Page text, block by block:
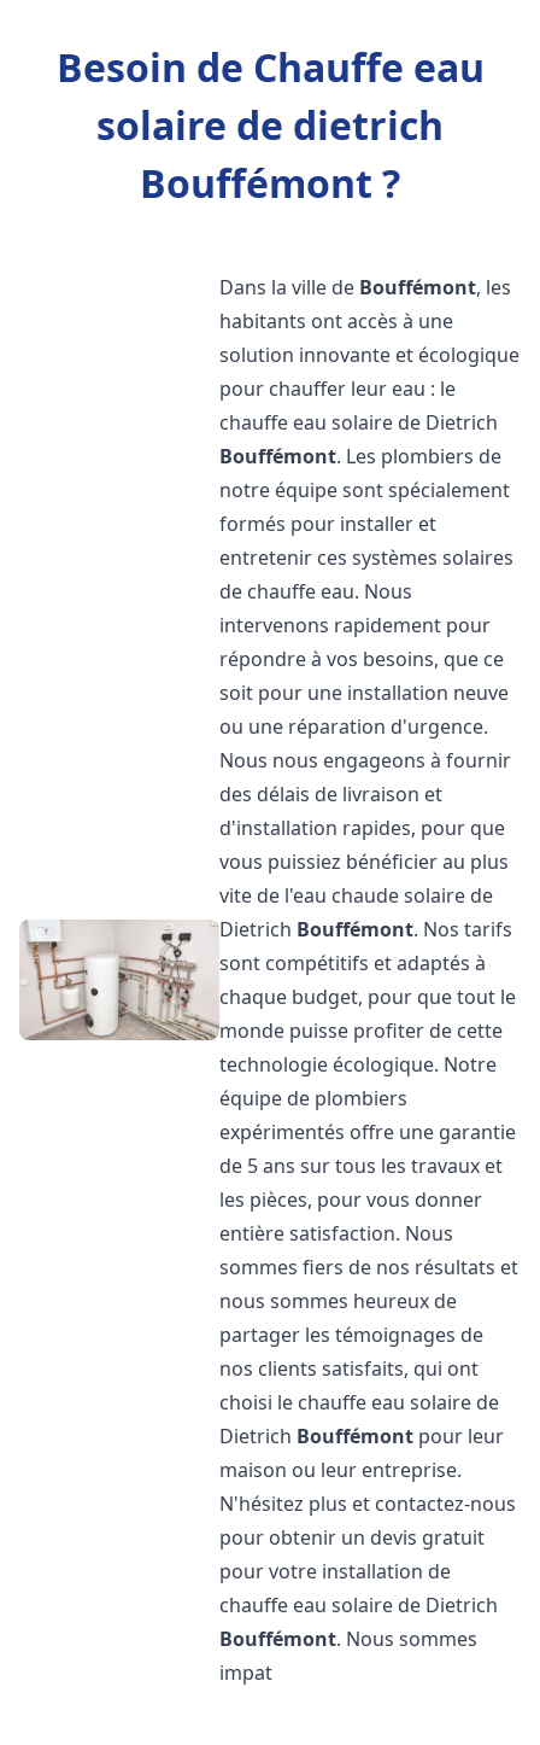
Besoin de Chauffe eau
solaire de dietrich
Bouffémont ?
Dans la ville de Bouffémont, les
habitants ont accès à une
solution innovante et écologique
pour chauffer leur eau : le
chauffe eau solaire de Dietrich
Bouffémont. Les plombiers de
notre équipe sont spécialement
formés pour installer et
entretenir ces systèmes solaires
de chauffe eau. Nous
intervenons rapidement pour
répondre à vos besoins, que ce
soit pour une installation neuve
ou une réparation d'urgence.
Nous nous engageons à fournir
des délais de livraison et
d'installation rapides, pour que
vous puissiez bénéficier au plus
vite de l'eau chaude solaire de
Dietrich Bouffémont. Nos tarifs
sont compétitifs et adaptés à
chaque budget, pour que tout le
monde puisse profiter de cette
technologie écologique. Notre
équipe de plombiers
expérimentés offre une garantie
de 5 ans sur tous les travaux et
les pièces, pour vous donner
entière satisfaction. Nous
sommes fiers de nos résultats et
nous sommes heureux de
partager les témoignages de
nos clients satisfaits, qui ont
choisi le chauffe eau solaire de
Dietrich Bouffémont pour leur
maison ou leur entreprise.
N'hésitez plus et contactez-nous
pour obtenir un devis gratuit
pour votre installation de
chauffe eau solaire de Dietrich
Bouffémont. Nous sommes
impat